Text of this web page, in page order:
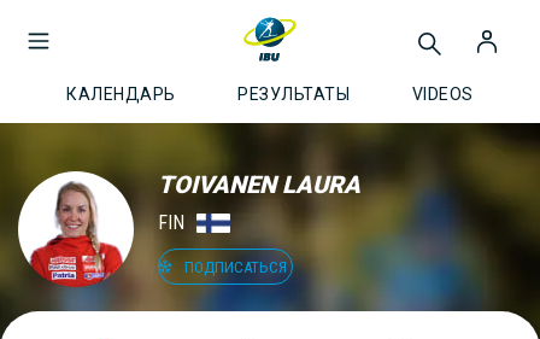
КАЛЕНДАРЬ РЕЗУЛЬТАТЫ VIDEOS
TOIVANEN LAURA
FIN
ПОДПИСАТЬСЯ